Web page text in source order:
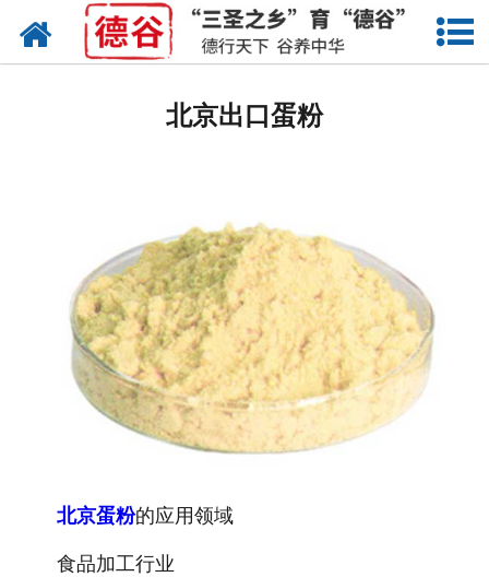
网站首页
北京茶叶蛋
北京蛋壳粉
北京溏心蛋
北京鸡蛋干
北京出口蛋粉
北京蛋粉的应用领域
食品加工行业